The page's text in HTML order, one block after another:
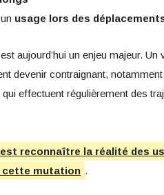
usage lors des
aujourd’hui un enjeu majeur. Un
devenir contraignant,
effectuent régulièrement des
reconnaître la réalité des
cette mutation .